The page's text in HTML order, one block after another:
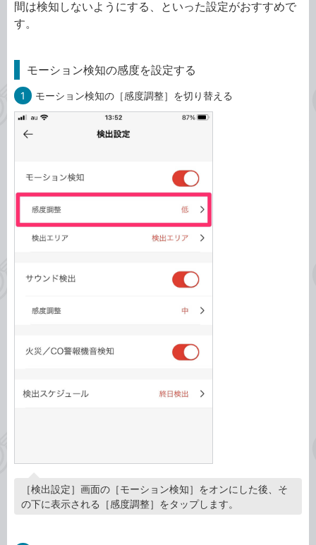
間は検知しないようにする、といった設定がおすすめで
す。
モーション検知の感度を設定する
1 モーション検知の［感度調整］を切り替える
［検出設定］画面の［モーション検知］をオンにした後、そ
の下に表示される［感度調整］をタップします。